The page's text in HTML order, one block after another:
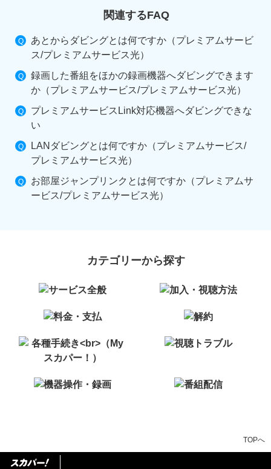
関連するFAQ
あとからダビングとは何ですか（プレミアムサービ
ス/プレミアムサービス光）
録画した番組をほかの録画機器へダビングできます
か（プレミアムサービス/プレミアムサービス光）
プレミアムサービスLink対応機器へダビングできな
い
LANダビングとは何ですか（プレミアムサービス/
プレミアムサービス光）
お部屋ジャンプリンクとは何ですか（プレミアムサ
ービス/プレミアムサービス光）
カテゴリーから探す
TOPへ